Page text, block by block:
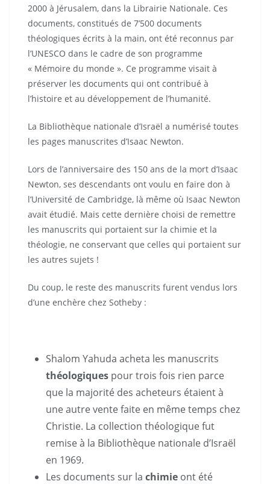
2000 à Jérusalem, dans la Librairie Nationale. Ces
documents, constitués de 7’500 documents
théologiques écrits à la main, ont été reconnus par
l’UNESCO dans le cadre de son programme
« Mémoire du monde ». Ce programme visait à
préserver les documents qui ont contribué à
l’histoire et au développement de l’humanité.
La Bibliothèque nationale d’Israël a numérisé toutes
les pages manuscrites d’Isaac Newton.
Lors de l’anniversaire des 150 ans de la mort d’Isaac
Newton, ses descendants ont voulu en faire don à
l’Université de Cambridge, là même où Isaac Newton
avait étudié. Mais cette dernière choisi de remettre
les manuscrits qui portaient sur la chimie et la
théologie, ne conservant que celles qui portaient sur
les autres sujets !
Du coup, le reste des manuscrits furent vendus lors
d’une enchère chez Sotheby :
Shalom Yahuda acheta les manuscrits
théologiques pour trois fois rien parce
que la majorité des acheteurs étaient à
une autre vente faite en même temps chez
Christie. La collection théologique fut
remise à la Bibliothèque nationale d’Israël
en 1969.
Les documents sur la chimie ont été